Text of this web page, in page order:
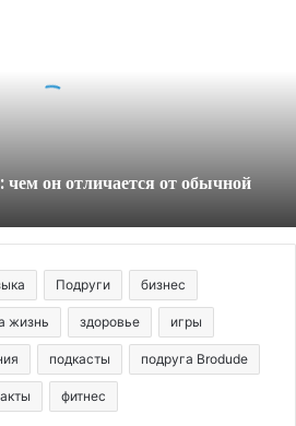
чем он отличается от обычной
Подруги бизнес
жизнь здоровье игры
подкасты подруга Brodude
фитнес